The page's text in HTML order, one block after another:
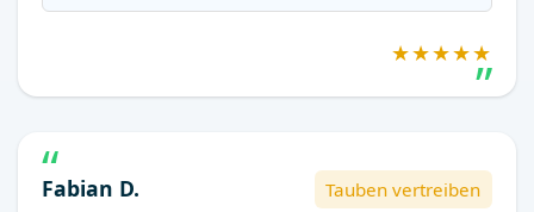
★★★★★
Fabian D. Tauben vertreiben